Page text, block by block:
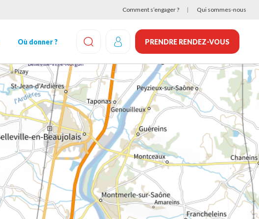
Comment s’engager ? Qui sommes-nous
Où donner ?
EFFECTUEZ UNE RECHERCHE
PRENDRE RENDEZ-VOUS